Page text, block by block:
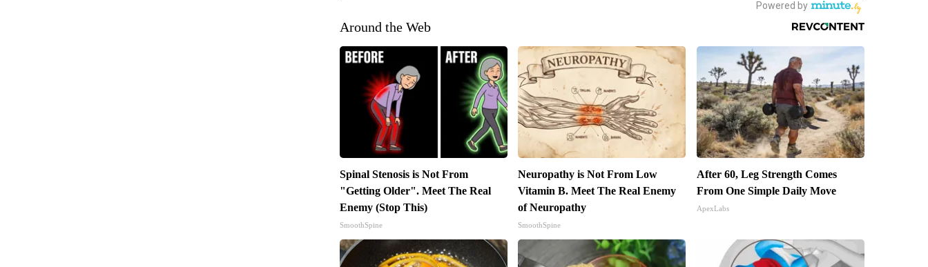
Around the Web
Spinal Stenosis is Not From
"Getting Older". Meet The Real
Enemy (Stop This)
SmoothSpine
Neuropathy is Not From Low
Vitamin B. Meet The Real Enemy
of Neuropathy
SmoothSpine
After 60, Leg Strength Comes
From One Simple Daily Move
ApexLabs